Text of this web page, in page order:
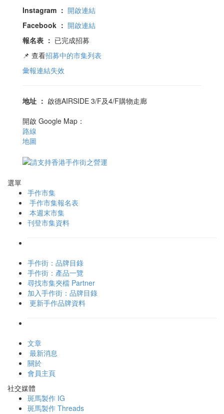
Instagram ： 開啟連結
Facebook ： 開啟連結
報名表 ： 已完成招募
📌 查看招募中的市集列表
彙報連結失效
地址 ： 啟德AIRSIDE 3/F及4/F購物走廊
開啟 Google Map：
路線
地圖
選單
手作市集
手作市集報名表
本週末市集
刊登市集資料
手作街：品牌目錄
手作街：產品一覽
尋找市集夾檔 Partner
加入手作街：品牌目錄
更新手作品牌資料
文章
最新消息
關於
會員主頁
社交媒體
斑馬製作 IG
斑馬製作 Threads